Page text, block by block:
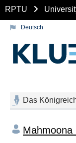
RPTU
Deutsch
Das
Mahmoona